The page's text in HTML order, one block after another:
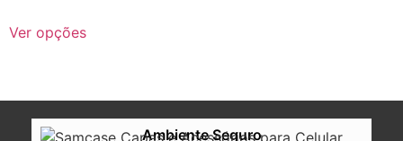
Ver opções
Ambiente Seguro